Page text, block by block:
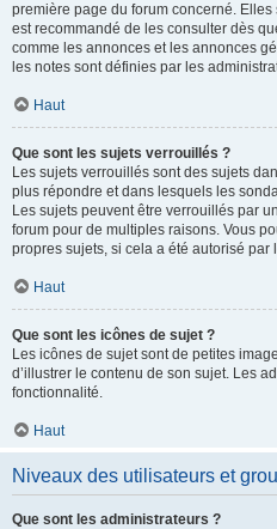
première page du forum concerné. Elles
est recommandé de les consulter dès
comme les annonces et les annonces
les notes sont définies par les
Haut
Que sont les sujets verrouillés ?
Les sujets verrouillés sont des sujets
plus répondre et dans lesquels les
Les sujets peuvent être verrouillés par
forum pour de multiples raisons. Vous
propres sujets, si cela a été autorisé par
Haut
Que sont les icônes de sujet ?
Les icônes de sujet sont de petites
d’illustrer le contenu de son sujet. Les
fonctionnalité.
Haut
Niveaux des utilisateurs et
Que sont les administrateurs ?